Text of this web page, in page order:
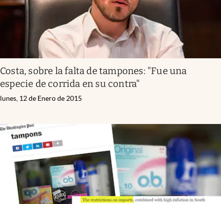
Costa, sobre la falta de tampones: "Fue una
especie de corrida en su contra"
lunes, 12 de Enero de 2015